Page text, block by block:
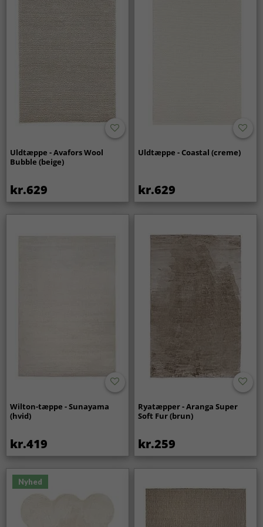
Uldtæppe - Avafors Wool
Bubble (beige)
kr.629
Uldtæppe - Coastal (creme)
kr.629
Wilton-tæppe - Sunayama
(hvid)
kr.419
Ryatæpper - Aranga Super
Soft Fur (brun)
kr.259
Nyhed